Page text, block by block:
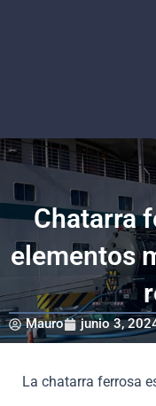
Chatarra
elementos
Mauro junio 3,
La chatarra ferrosa